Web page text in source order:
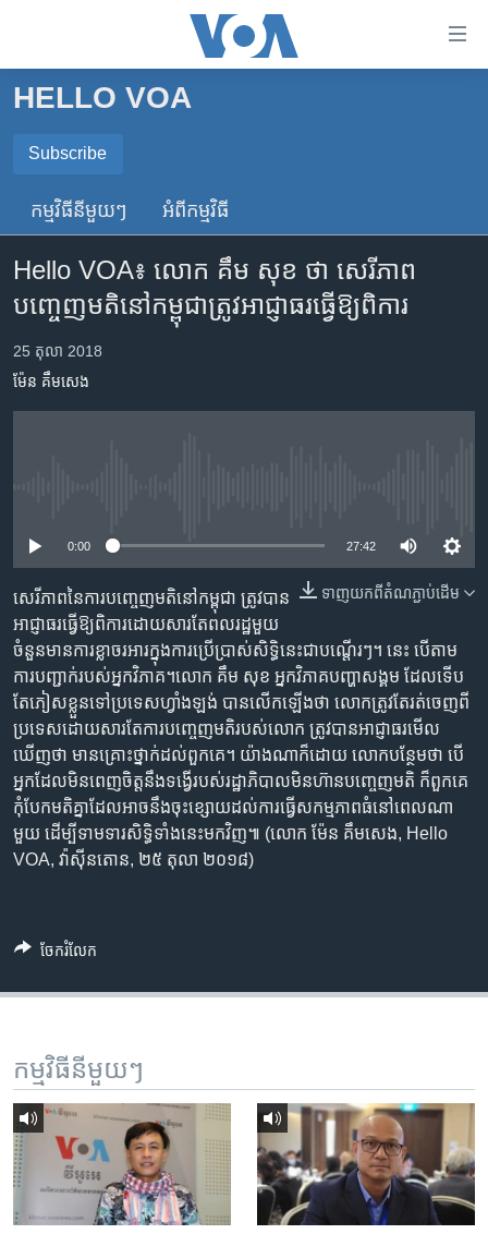
គេហទំព័រ​
រំលង​
ព័ត៌មាន​​
តែ​
រំលង​
និង​
ចូល​
រំលង​
និង​
ចូល​
ទៅ​
កាន់​
ទំព័រ​
ស្វែង​
រក
កម្ពុជា
អន្តរជាតិ
ចិន
ហេឡូវីអូអេ
កម្ពុជាច្នៃប្រតិដ្ឋ
ព្រឹត្តិការណ៍ព័ត៌មាន
ទូរទស្សន៍ / វីដេអូ​
បណ្តាញ​សង្គម
ភាសា
HELLO VOA
Subscribe
SUBSCRIBE
ទទួល​​​សេវា​​​ Podcast
កម្មវិធី​នីមួយៗ អំពី​កម្មវិធី​
Hello VOA៖ លោក គឹម សុខ ថា សេរីភាព​
បញ្ចេញ​មតិ​នៅ​កម្ពុជា​ត្រូវ​អាជ្ញាធរ​​ធ្វើ​ឱ្យ​ពិការ
25 តុលា 2018
ម៉ែន គឹមសេង
0:00 27:42
ទាញ​យក​ពី​តំណភ្ជាប់​ដើម
សេរីភាព​នៃ​ការបញ្ចេញ​មតិ​នៅ​កម្ពុជា ត្រូវ​បាន​
អាជ្ញាធរ​ធ្វើ​ឱ្យ​ពិការ​ដោយ​សារតែ​ពលរដ្ឋ​មួយ​
ចំនួន​មាន​ការខ្លាច​រអារ​ក្នុងការ​​ប្រើប្រាស់​សិទ្ធិ​នេះ​ជា​បណ្តើរៗ។ នេះ បើ​តាម​
ការបញ្ជាក់​របស់​​អ្នកវិភាគ។លោក គឹម សុខ អ្នកវិភាគ​បញ្ហា​សង្គម ដែល​ទើប​
តែ​ភៀសខ្លួន​ទៅ​​​ប្រទេស​​ហ្វាំងឡង់ បាន​លើក​ឡើង​​ថា លោក​ត្រូវ​តែ​រត់ចេញ​ពី​
ប្រទេស​ដោយសារតែ​ការបញ្ចេញ​មតិ​របស់​លោក ត្រូវ​បាន​អាជ្ញាធរ​មើល​
ឃើញ​ថា មាន​គ្រោះថ្នាក់​ដល់​ពួកគេ។ យ៉ាងណា​ក៏ដោយ លោក​បន្ថែម​ថា បើ​
អ្នក​ដែល​​មិន​ពេញ​ចិត្ត​នឹង​ទង្វើ​របស់​​រដ្ឋាភិបាល​មិន​ហ៊ាន​បញ្ចេញ​មតិ ក៏​ពួកគេ​
កុំ​បែក​មតិ​គ្នា​ដែល​អាច​នឹង​ចុះខ្សោយ​ដល់​ការធ្វើ​សកម្មភាព​ធំ​នៅ​ពេល​ណា​
មួយ ដើម្បី​ទាមទារ​សិទ្ធិ​ទាំង​នេះ​មក​វិញ៕ (លោក ម៉ែន គឹមសេង, Hello
VOA, វ៉ាស៊ីនតោន, ២៥ តុលា ២០១៨)
ចែករំលែក
កម្មវិធី​នីមួយៗ